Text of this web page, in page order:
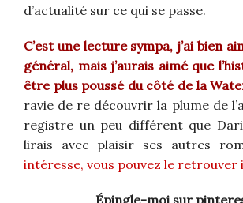
d’actualité sur ce qui se passe.
C’est une lecture sympa, j’ai bien
général, mais j’aurais aimé que
être plus poussé du côté de la
ravie de re découvrir la plume de
registre un peu différent que
lirais avec plaisir ses autres
intéresse, vous pouvez le retrouver